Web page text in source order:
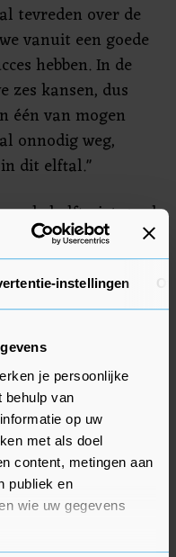
instellingen
je persoonlijke
behulp van
op uw
met als doel
content, metingen aan
publiek en
wie uw gegevens
tevreden over de
vanuit een goede
hebben. In de
zes kansen, dus
één van mogen
onnodig weg,
dit elftal."
helft niet goed
worden, komen
misten we wel
maar dat is geen
leren."